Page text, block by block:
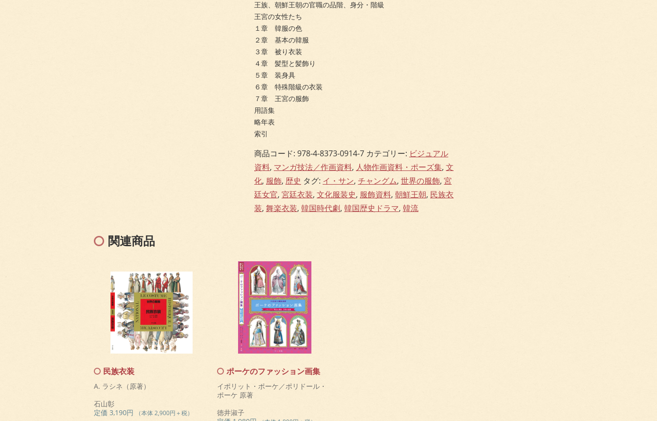
王族、朝鮮王朝の官職の品階、身分・階級
王宮の女性たち
１章 韓服の色
２章 基本の韓服
３章 被り衣装
４章 髪型と髪飾り
５章 装身具
６章 特殊階級の衣装
７章 王宮の服飾
用語集
略年表
索引
商品コード: 978-4-8373-0914-7 カテゴリー: ビジュアル
資料, マンガ技法／作画資料, 人物作画資料・ポーズ集, 文
化, 服飾, 歴史 タグ: イ・サン, チャングム, 世界の服飾, 宮
廷女官, 宮廷衣装, 文化服装史, 服飾資料, 朝鮮王朝, 民族衣
装, 舞楽衣装, 韓国時代劇, 韓国歴史ドラマ, 韓流
関連商品
民族衣装
A. ラシネ（原著）
石山彰
定価 3,190円
（本体 2,900円＋税）
ポーケのファッション画集
イポリット・ポーケ／ポリドール・
ポーケ 原著
徳井淑子